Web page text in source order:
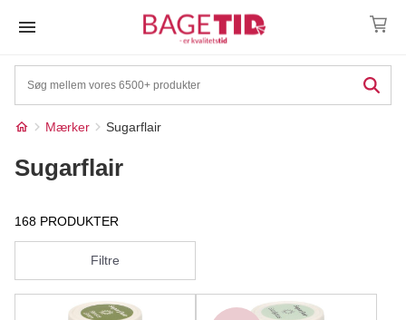
Mærker Sugarflair
Sugarflair
168 PRODUKTER
Filtre